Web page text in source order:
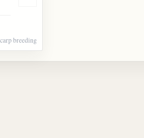
Dengarkan kosakata 養鯉
carp breeding